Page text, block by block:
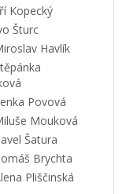
Kopecký
Šturc
Havlík
Povová
Mouková
Šatura
Brychta
Pliščinská